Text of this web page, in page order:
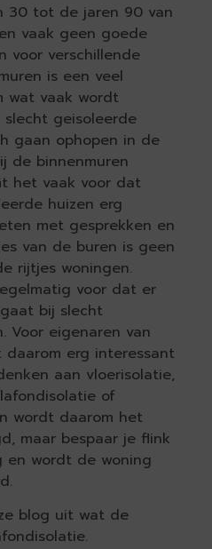
30 tot de jaren 90 van
vaak geen goede
voor verschillende
is een veel
wat vaak wordt
geisoleerde
gaan ophopen in de
de binnenmuren
het vaak voor dat
huizen erg
met gesprekken en
van de buren is geen
rijtjes woningen.
voor dat er
bij slecht
Voor eigenaren van
erg interessant
aan vloerisolatie,
of
wordt daarom het
maar bespaar je flink
en wordt de woning
blog uit wat de